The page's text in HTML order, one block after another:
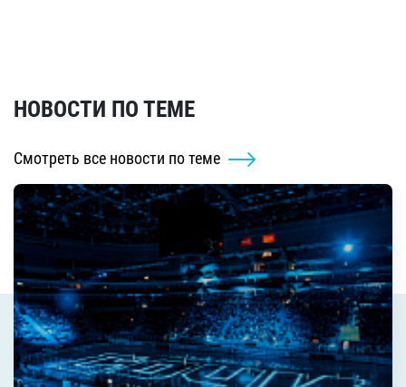
НОВОСТИ ПО ТЕМЕ
Смотреть все новости по теме